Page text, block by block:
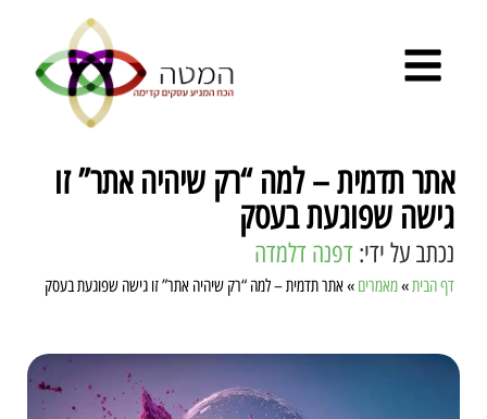
אתר תדמית – למה “רק שיהיה אתר” זו
גישה שפוגעת בעסק
נכתב על ידי: דפנה דלמדה
דף הבית»מאמרים »אתר תדמית – למה “רק שיהיה אתר” זו גישה שפוגעת בעסק